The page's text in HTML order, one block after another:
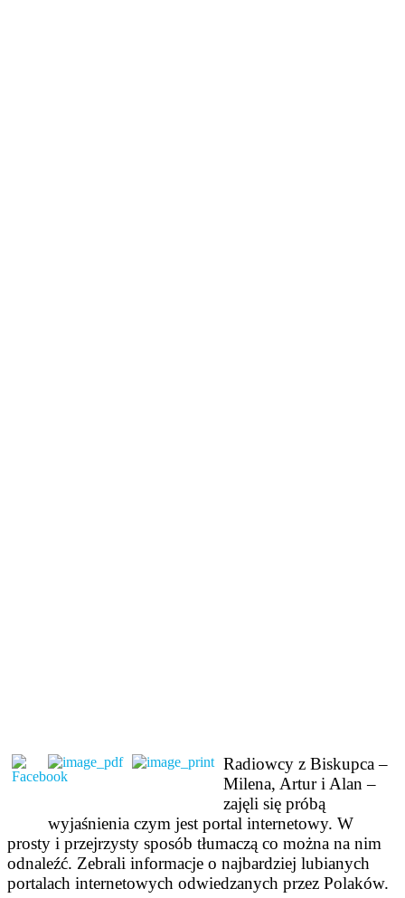
Radiowcy z Biskupca –
Milena, Artur i Alan –
zajęli się próbą
wyjaśnienia czym jest portal internetowy. W
prosty i przejrzysty sposób tłumaczą co można na nim
odnaleźć. Zebrali informacje o najbardziej lubianych
portalach internetowych odwiedzanych przez Polaków.